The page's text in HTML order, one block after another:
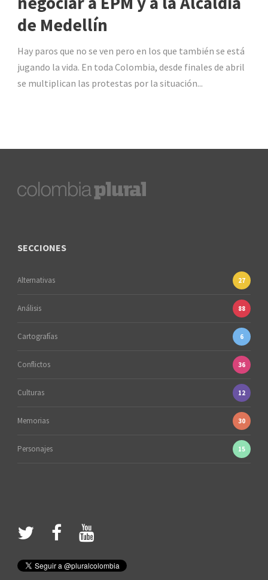
de Medellín
Hay paros que no se ven pero en los que también se está
jugando la vida. En toda Colombia, desde finales de abril
se multiplican las protestas por la situación...
SECCIONES
Alternativas 27
Análisis 88
Cartografías 6
Conflictos 36
Culturas 12
Memorias 30
Personajes 15